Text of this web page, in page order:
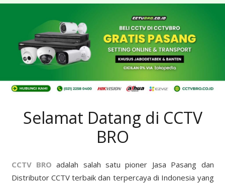
Selamat Datang di CCTV
BRO
CCTV BRO adalah salah satu pioner Jasa Pasang dan
Distributor CCTV terbaik dan terpercaya di Indonesia yang